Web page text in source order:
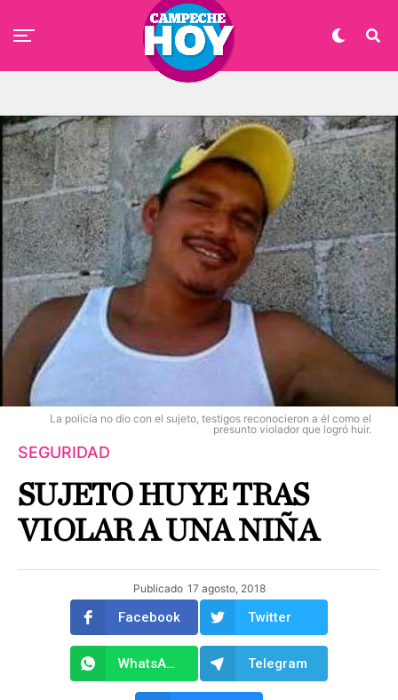
La policía no dio con el sujeto, testigos reconocieron a él como el
presunto violador que logró huir.
SEGURIDAD
SUJETO HUYE TRAS
VIOLAR A UNA NIÑA
Publicado 17 agosto, 2018
Facebook Twitter
WhatsApp Telegram